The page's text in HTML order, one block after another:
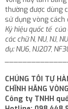
thường được dùng
sử dụng vòng
Ký hiệu quốc tế
các chữ N, NU, NJ,
dụ: NU6, NJ207,
CHÚNG TÔI TỰ
CHĨNH HÃNG
Công ty TNHH